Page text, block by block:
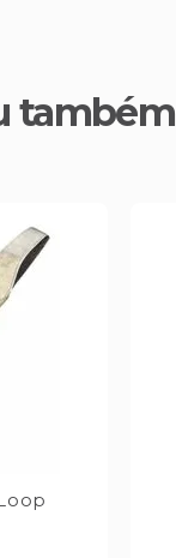
também